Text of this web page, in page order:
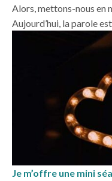
Alors, mettons-nous en
Aujourd’hui, la parole
Je m’offre une mini